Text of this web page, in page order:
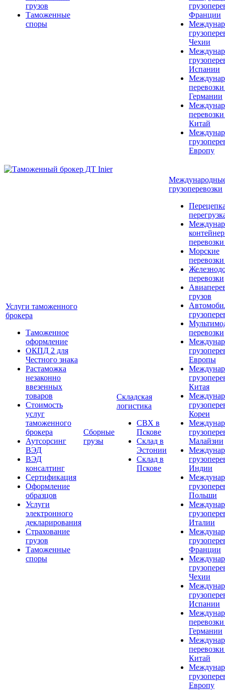
грузов
Таможенные
споры
Франции
Чехии
Испании
Германии
Китай
Европу
Услуги таможенного
брокера
Таможенное
оформление
ОКПД 2 для
Честного знака
Растаможка
незаконно
ввезенных
товаров
Стоимость
услуг
таможенного
брокера
Аутсорсинг
ВЭД
ВЭД
консалтинг
Сертификация
Оформление
образцов
Услуги
электронного
декларирования
Страхование
грузов
Таможенные
споры
Сборные
грузы
Складская
логистика
СВХ в
Пскове
Склад в
Эстонии
Склад в
Пскове
грузоперевозки
Морские
перевозки
грузов
перевозки
Европы
Китая
Кореи
Малайзии
Индии
Польши
Италии
Франции
Чехии
Испании
Германии
Китай
Европу